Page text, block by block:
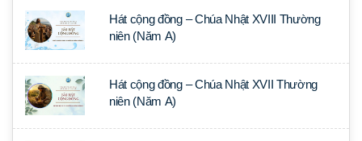
Hát cộng đồng – Chúa Nhật XVIII Thường
niên (Năm A)
Hát cộng đồng – Chúa Nhật XVII Thường
niên (Năm A)